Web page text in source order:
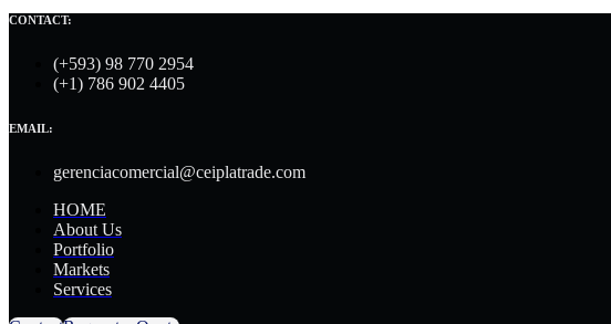
CONTACT:
(+593) 98 770 2954
(+1) 786 902 4405
EMAIL:
gerenciacomercial@ceiplatrade.com
HOME
About Us
Portfolio
Markets
Services